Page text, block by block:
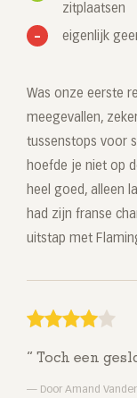
zitplaatsen
eigenlijk
Was onze eerste
meegevallen,
tussenstops voor
hoefde je niet op
heel goed, alleen
had zijn franse
uitstap met
Toch een
Door Amand